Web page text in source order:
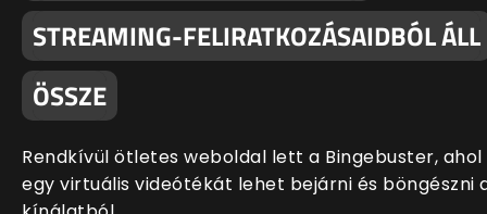
STREAMING-FELIRATKOZÁSAIDBÓL ÁLL
ÖSSZE
Rendkívül ötletes weboldal lett a Bingebuster, ahol
egy virtuális videótékát lehet bejárni és böngészni